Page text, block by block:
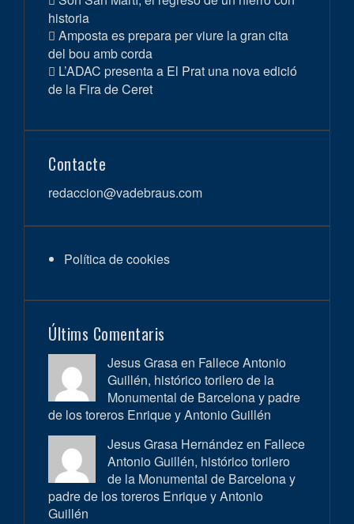
historia
Amposta es prepara per viure la gran cita
del bou amb corda
L’ADAC presenta a El Prat una nova edició
de la Fira de Ceret
Contacte
redaccion@vadebraus.com
Política de cookies
Últims Comentaris
Jesus Grasa en Fallece Antonio
Guillén, histórico torilero de la
Monumental de Barcelona y padre
de los toreros Enrique y Antonio Guillén
Jesus Grasa Hernández en Fallece
Antonio Guillén, histórico torilero
de la Monumental de Barcelona y
padre de los toreros Enrique y Antonio
Guillén